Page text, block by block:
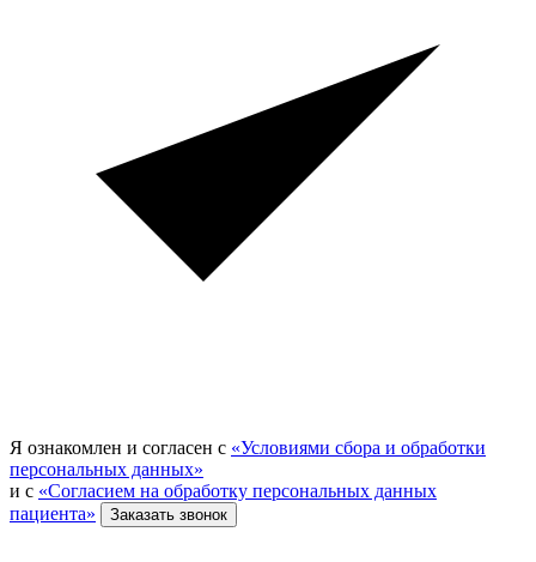
Я ознакомлен и согласен с «Условиями сбора и обработки
персональных данных»
и с «Согласием на обработку персональных данных
пациента»
Заказать звонок